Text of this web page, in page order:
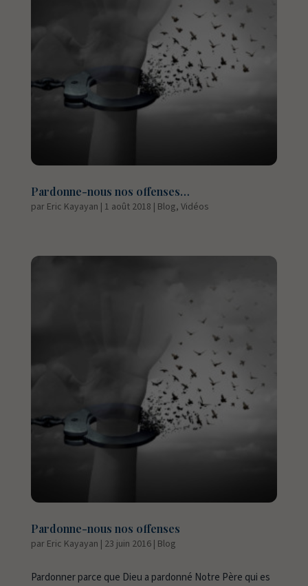
Pardonne-nous nos offenses…
par Eric Kayayan | 1 août 2018 | Blog, Vidéos
Pardonne-nous nos offenses
par Eric Kayayan | 23 juin 2016| Blog
Pardonner parce que Dieu a pardonné Notre Père qui es